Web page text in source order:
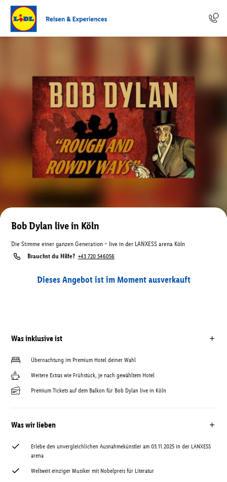
Bob Dylan live in Köln
Die Stimme einer ganzen Generation – live in der LANXESS arena Köln
Brauchst du Hilfe? +43 720 546056
Dieses Angebot ist im Moment ausverkauft
Was inklusive ist
Übernachtung im Premium Hotel deiner Wahl
Weitere Extras wie Frühstück, je nach gewähltem Hotel
Premium Tickets auf dem Balkon für Bob Dylan live in Köln
Was wir lieben
Erlebe den unvergleichlichen Ausnahmekünstler am 03.11.2025 in der LANXESS
arena
Weltweit einziger Musiker mit Nobelpreis für Literatur